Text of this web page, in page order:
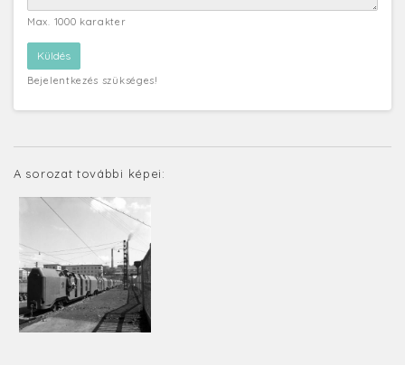
Max. 1000 karakter
Bejelentkezés szükséges!
A sorozat további képei: